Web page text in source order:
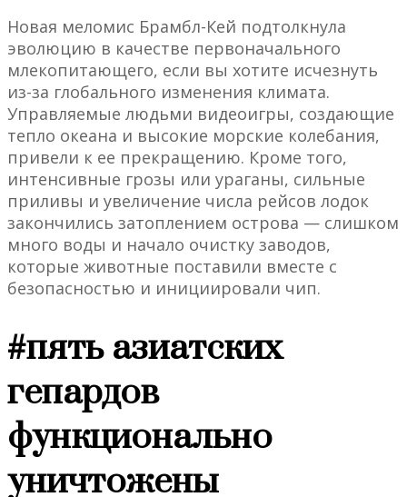
Новая меломис Брамбл-Кей подтолкнула
эволюцию в качестве первоначального
млекопитающего, если вы хотите исчезнуть
из-за глобального изменения климата.
Управляемые людьми видеоигры, создающие
тепло океана и высокие морские колебания,
привели к ее прекращению. Кроме того,
интенсивные грозы или ураганы, сильные
приливы и увеличение числа рейсов лодок
закончились затоплением острова — слишком
много воды и начало очистку заводов,
которые животные поставили вместе с
безопасностью и инициировали чип.
#пять азиатских
гепардов
функционально
уничтожены